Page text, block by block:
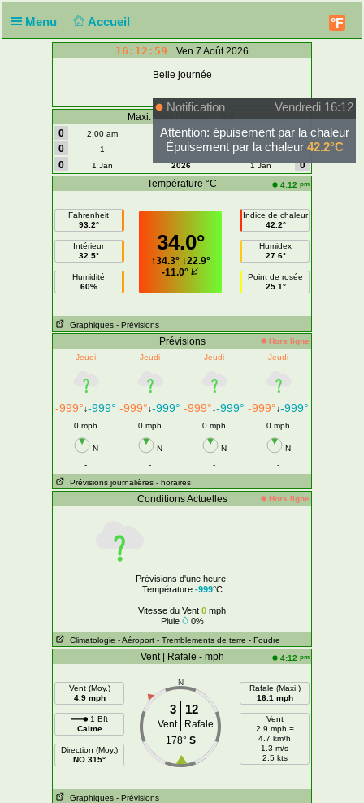
Menu Accueil °F
16:12:59 Ven 7 Août 2026
Belle journée
Maxi. Vent | Rafale - mph
0
2:00 am Aujourd'hui 2:00 am
0
0
1 Août 1
0
0
1 Jan 2026 1 Jan
0
Température °C
4:12 pm
Fahrenheit
93.2°
Intérieur
32.5°
Humidité
60%
34.0°
↑34.3°↓22.9°
-11.0°
Indice de chaleur
42.2°
Humidex
27.6°
Point de rosée
25.1°
Graphiques - Prévisions
Prévisions
Hors ligne
Jeudi
Jeudi Jeudi Jeudi
-999°↓-999° -999°↓-999° -999°↓-999° -999°↓-999°
0 mph 0 mph 0 mph 0 mph
N N N
N
-
- -
-
Prévisions journalières - horaires
Conditions Actuelles Hors ligne
Prévisions d'une heure:
Température -999°C
Vitesse du Vent 0 mph
Pluie
0%
Climatologie - Aéroport - Tremblements de terre - Foudre
Vent | Rafale - mph 4:12 pm
Vent (Moy.)
4.9 mph
1 Bft
Calme
Direction (Moy.)
NO 315°
N
3 12
Vent
Rafale
178° S
Rafale (Maxi.)
16.1 mph
Vent
2.9 mph =
4.7 km/h
1.3 m/s
2.5 kts
Graphiques - Prévisions
Notification
Vendredi 16:12
Attention: épuisement par la chaleur
Épuisement par la chaleur 42.2°C